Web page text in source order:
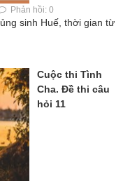
Phản hồi: 0
sinh Huế, thời gian từ
Cuộc thi Tình
Cha. Đề thi câu
hỏi 11